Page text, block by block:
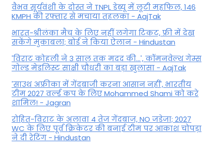
वैभव सूर्यवंशी के दोस्त ने TNPL डेब्यू में लूटी महफिल, 146
KMPH की रफ्तार से मचाया तहलका - AajTak
भारत-श्रीलंका मैच के लिए नहीं लगेगा टिकट, फ्री में देख
सकेंगे मुकाबला; बोर्ड ने किया ऐलान - Hindustan
'विराट कोहली ने 3 साल तक मदद की...', कॉमनवेल्थ गेम्स
गोल्ड मेडलिस्ट साक्षी चौधरी का बड़ा खुलासा - AajTak
'साउथ अफ्रीका में गेंदबाजी करना आसान नहीं', भारतीय
टीम 2027 वर्ल्‍ड कप के लिए Mohammed Shami को करे
शामिल! - Jagran
रोहित-विराट के अलावा 4 तेज गेंदबाज, NO जडेजा; 2027
WC के लिए पूर्व क्रिकेटर की बनाई टीम पर आकाश चोपड़ा
ने दी रेटिंग - Hindustan